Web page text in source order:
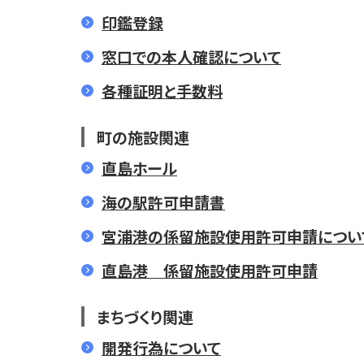
印鑑登録
窓口での本人確認について
各種証明と手数料
町の施設関連
直島ホール
海の駅許可申請書
宮浦港の係留施設使用許可申請につ
直島港 係留施設使用許可申請
まちづくり関連
開発行為について